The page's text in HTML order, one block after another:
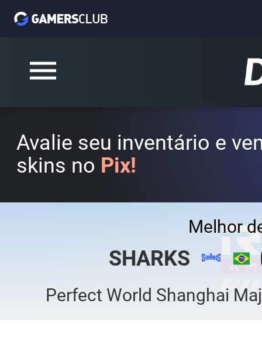
Avalie seu inventário e
skins no Pix!
Melhor
SHARKS
Perfect World Shanghai